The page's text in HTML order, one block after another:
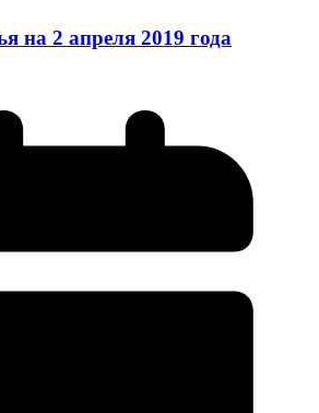
на 2 апреля 2019 года